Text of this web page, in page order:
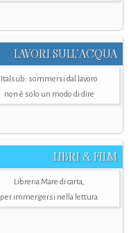
LAVORI SULL’ACQUA
Italsub: sommersi dal lavoro
non è solo un modo di dire
LIBRI & FILM
Libreria Mare di carta,
per immergersi nella lettura